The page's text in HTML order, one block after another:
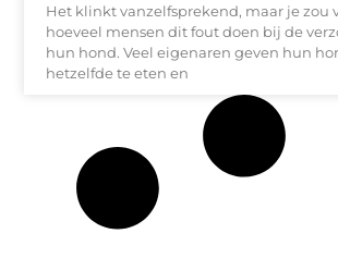
Het klinkt vanzelfsprekend, maar je zou
hoeveel mensen dit fout doen bij de
hun hond. Veel eigenaren geven hun
hetzelfde te eten en